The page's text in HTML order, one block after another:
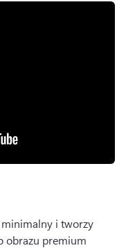
i tworzy
obrazu premium